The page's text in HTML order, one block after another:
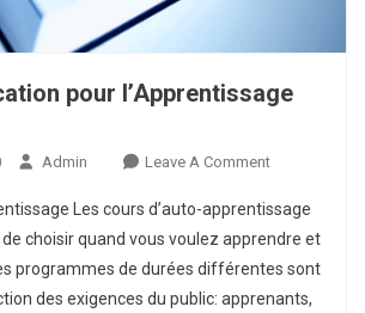
pour l’Apprentissage
Admin Leave A CommentOn
Education
Pour
En
Les cours d’auto-apprentissage
choisir quand vous voulez apprendre et
programmes de durées différentes sont
des exigences du public: apprenants,